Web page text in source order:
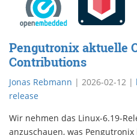
Pengutronix aktuelle
Contributions
Jonas Rebmann | 2026-02-12 |
release
Wir nehmen das Linux-6.19-
anzuschauen, was